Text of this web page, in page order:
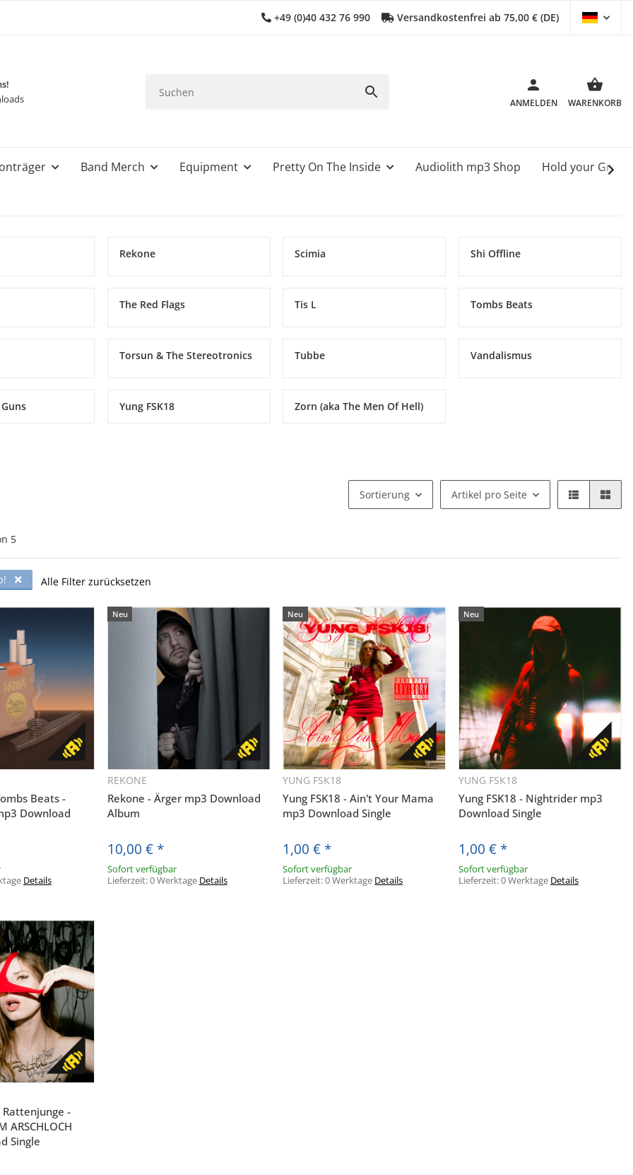
+49 (0)40 432 76 990 Versandkostenfrei ab 75,00 € (DE)
ANMELDEN WARENKORB
Band Merch Equipment Pretty On The Inside Audiolith mp3 Shop Hold your
Rekone Scimia Shi Offline
The Red Flags Tis L Tombs Beats
Torsun & The Stereotronics Tubbe Vandalismus
Yung FSK18 Zorn (aka The Men Of Hell)
Sortierung Artikel pro Seite
5
Alle Filter zurücksetzen
Beats -
Download
Details
Neu
REKONE
Rekone - Ärger mp3 Download
Album
10,00 € *
Sofort verfügbar
Lieferzeit:0 Werktage Details
Neu
Schnellkauf
YUNG FSK18
Yung FSK18 - Ain't Your Mama
mp3 Download Single
1,00 € *
Sofort verfügbar
Lieferzeit:0 Werktage Details
Neu
Schnellkauf
YUNG FSK18
Yung FSK18 - Nightrider mp3
Download Single
1,00 € *
Sofort verfügbar
Lieferzeit:0 Werktage Details
Rattenjunge -
ARSCHLOCH
Single
AUDIOLITH NEWSLETTER
DIE NEUESTEN AUDIOLITH UPDATES.
REGISTRIERE DICH JETZT!
damit einverstanden, dass die Audiolith International GmbH meine E-Mail-